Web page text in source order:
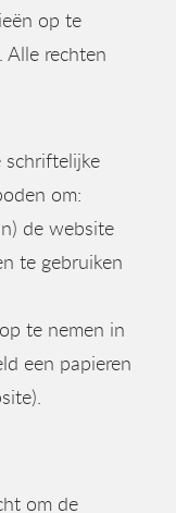
op te
rechten
schriftelijke
om:
de website
te gebruiken
te nemen in
een papieren
om de